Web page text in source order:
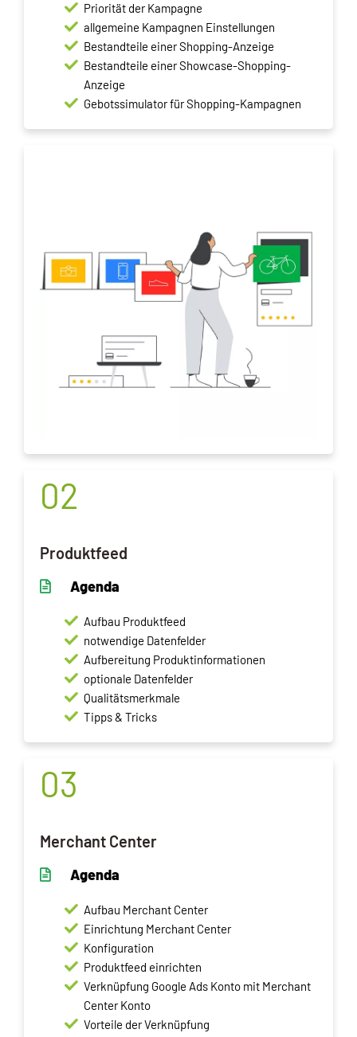
Priorität der Kampagne
allgemeine Kampagnen Einstellungen
Bestandteile einer Shopping-Anzeige
Bestandteile einer Showcase-Shopping-
Anzeige
Gebotssimulator für Shopping-Kampagnen
02
Produktfeed
Agenda
Aufbau Produktfeed
notwendige Datenfelder
Aufbereitung Produktinformationen
optionale Datenfelder
Qualitätsmerkmale
Tipps & Tricks
03
Merchant Center
Agenda
Aufbau Merchant Center
Einrichtung Merchant Center
Konfiguration
Produktfeed einrichten
Verknüpfung Google Ads Konto mit Merchant
Center Konto
Vorteile der Verknüpfung